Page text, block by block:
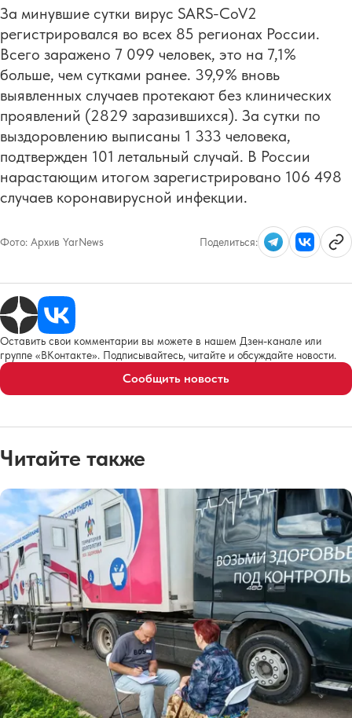
За минувшие сутки вирус SARS-CoV2
регистрировался во всех 85 регионах России.
Всего заражено 7 099 человек, это на 7,1%
больше, чем сутками ранее. 39,9% вновь
выявленных случаев протекают без клинических
проявлений (2829 заразившихся). За сутки по
выздоровлению выписаны 1 333 человека,
подтвержден 101 летальный случай. В России
нарастающим итогом зарегистрировано 106 498
случаев коронавирусной инфекции.
Фото: Архив YarNews Поделиться:
Оставить свои комментарии вы можете в нашем Дзен-канале или
группе «ВКонтакте». Подписывайтесь, читайте и обсуждайте новости.
Сообщить новость
Читайте также